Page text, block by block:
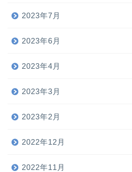
2023年7月
2023年6月
2023年4月
2023年3月
2023年2月
2022年12月
2022年11月